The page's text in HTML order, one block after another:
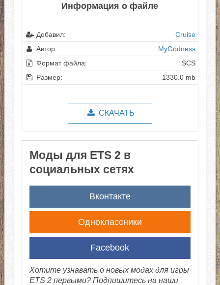
Информация о файле
Добавил:
Cruise
Автор:
MyGodness
Формат файла:
SCS
Размер:
1330.0 mb
СКАЧАТЬ
Моды для ETS 2 в
социальных сетях
Вконтакте
Одноклассники
Facebook
Хотите узнавать о новых модах для игры
ETS 2 первыми? Подпишитесь на наши